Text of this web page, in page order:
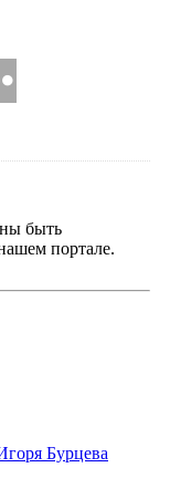
быть
портале.
Бурцева